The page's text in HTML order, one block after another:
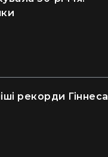
рекорди Гіннеса